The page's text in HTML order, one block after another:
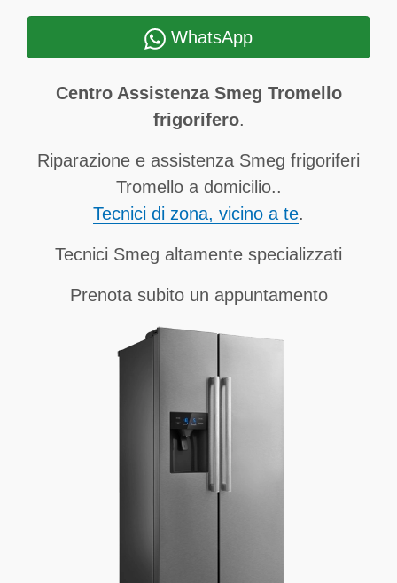
WhatsApp
Centro Assistenza Smeg Tromello
frigorifero.
Riparazione e assistenza Smeg frigoriferi
Tromello a domicilio..
Tecnici di zona, vicino a te.
Tecnici Smeg altamente specializzati
Prenota subito un appuntamento